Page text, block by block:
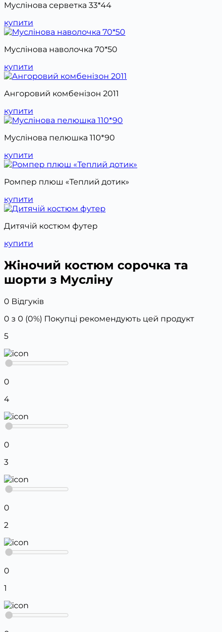
Муслінова серветка 33*44
купити
Муслінова наволочка 70*50
купити
Ангоровий комбенізон 2011
купити
Муслінова пелюшка 110*90
купити
Ромпер плюш «Теплий дотик»
купити
Дитячій костюм футер
купити
Жіночий костюм сорочка та
шорти з Мусліну
0 Відгуків
0 з 0 (0%) Покупці рекомендують цей продукт
5
0
4
0
3
0
2
0
1